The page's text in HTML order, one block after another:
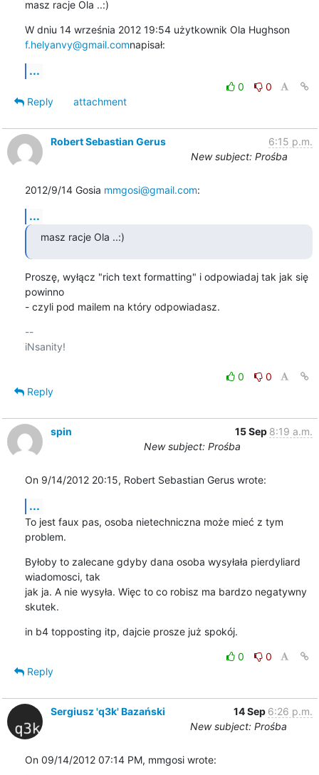
masz racje Ola ..:)
W dniu 14 września 2012 19:54 użytkownik Ola Hughson
f.helyanvy@gmail.comnapisał:
...
0
0
Reply
attachment
Robert Sebastian Gerus
6:15 p.m.
New subject: Prośba
2012/9/14 Gosia mmgosi@gmail.com:
...
masz racje Ola ..:)
Proszę, wyłącz "rich text formatting" i odpowiadaj tak jak się
powinno
- czyli pod mailem na który odpowiadasz.
--
iNsanity!
0
0
Reply
spin 15 Sep 8:19 a.m.
New subject: Prośba
On 9/14/2012 20:15, Robert Sebastian Gerus wrote:
...
To jest faux pas, osoba nietechniczna może mieć z tym
problem.
Byłoby to zalecane gdyby dana osoba wysyłała pierdyliard
wiadomosci, tak
jak ja. A nie wysyła. Więc to co robisz ma bardzo negatywny
skutek.
in b4 topposting itp, dajcie prosze już spokój.
0
0
Reply
Sergiusz 'q3k' Bazański 14 Sep 6:26 p.m.
New subject: Prośba
On 09/14/2012 07:14 PM, mmgosi wrote: